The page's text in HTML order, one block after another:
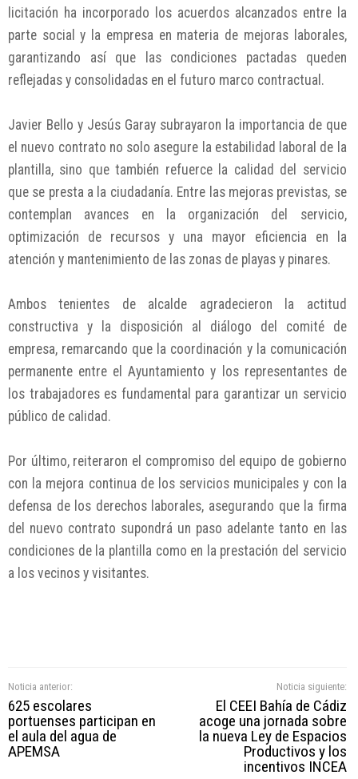
licitación ha incorporado los acuerdos alcanzados entre la
parte social y la empresa en materia de mejoras laborales,
garantizando así que las condiciones pactadas queden
reflejadas y consolidadas en el futuro marco contractual.
Javier Bello y Jesús Garay subrayaron la importancia de que
el nuevo contrato no solo asegure la estabilidad laboral de la
plantilla, sino que también refuerce la calidad del servicio
que se presta a la ciudadanía. Entre las mejoras previstas, se
contemplan avances en la organización del servicio,
optimización de recursos y una mayor eficiencia en la
atención y mantenimiento de las zonas de playas y pinares.
Ambos tenientes de alcalde agradecieron la actitud
constructiva y la disposición al diálogo del comité de
empresa, remarcando que la coordinación y la comunicación
permanente entre el Ayuntamiento y los representantes de
los trabajadores es fundamental para garantizar un servicio
público de calidad.
Por último, reiteraron el compromiso del equipo de gobierno
con la mejora continua de los servicios municipales y con la
defensa de los derechos laborales, asegurando que la firma
del nuevo contrato supondrá un paso adelante tanto en las
condiciones de la plantilla como en la prestación del servicio
a los vecinos y visitantes.
Noticia anterior:
625 escolares
portuenses participan en
el aula del agua de
APEMSA
Noticia siguiente:
El CEEI Bahía de Cádiz
acoge una jornada sobre
la nueva Ley de Espacios
Productivos y los
incentivos INCEA